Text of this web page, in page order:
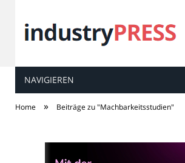
industry
NAVIGIEREN
Home » Beiträge zu "Machbarkeitsstudien"